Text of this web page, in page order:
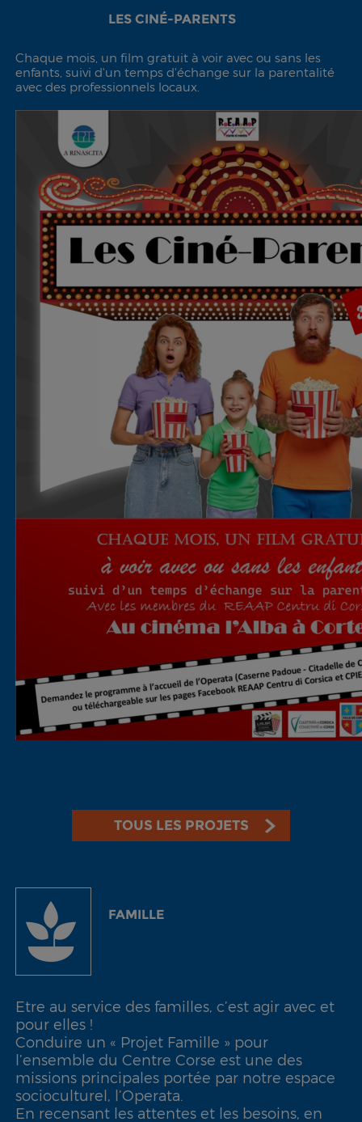
LES CINÉ-PARENTS
Chaque mois, un film gratuit à voir avec ou sans les
enfants, suivi d'un temps d'échange sur la parentalité
avec des professionnels locaux.
TOUS LES PROJETS
FAMILLE
Etre au service des familles, c’est agir avec et
pour elles !
Conduire un « Projet Famille » pour
l’ensemble du Centre Corse est une des
missions principales portée par notre espace
socioculturel, l’Operata.
En recensant les attentes et les besoins, en